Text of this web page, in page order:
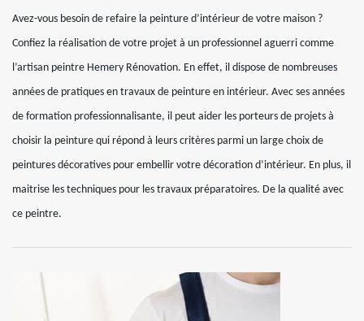
Avez-vous besoin de refaire la peinture d’intérieur de votre maison ?
Confiez la réalisation de votre projet à un professionnel aguerri comme
l’artisan peintre Hemery Rénovation. En effet, il dispose de nombreuses
années de pratiques en travaux de peinture en intérieur. Avec ses années
de formation professionnalisante, il peut aider les porteurs de projets à
choisir la peinture qui répond à leurs critères parmi un large choix de
peintures décoratives pour embellir votre décoration d’intérieur. En plus, il
maitrise les techniques pour les travaux préparatoires. De la qualité avec
ce peintre.